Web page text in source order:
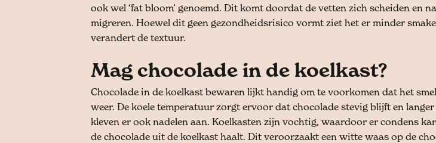
ook wel ‘fat bloom’ genoemd. Dit komt doordat de vetten zich scheiden en
migreren. Hoewel dit geen gezondheidsrisico vormt ziet het er minder
verandert de textuur.
Mag chocolade in de koelkast?
Chocolade in de koelkast bewaren lijkt handig om te voorkomen dat het
weer. De koele temperatuur zorgt ervoor dat chocolade stevig blijft en
kleven er ook nadelen aan. Koelkasten zijn vochtig, waardoor er condens
de chocolade uit de koelkast haalt. Dit veroorzaakt een witte waas op de